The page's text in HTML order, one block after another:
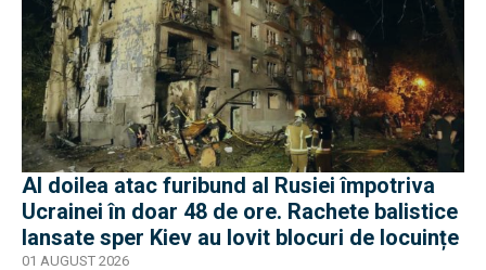
Al doilea atac furibund al Rusiei împotriva
Ucrainei în doar 48 de ore. Rachete balistice
lansate sper Kiev au lovit blocuri de locuințe
01 AUGUST 2026